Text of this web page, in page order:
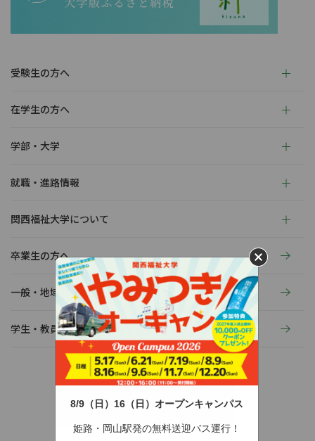
8/9（日）16（日）オープンキャンパス
姫路・岡山駅発の無料送迎バス運行！
受験生の方へ
在学生の方へ
学部・大学
就職・進路情報
関西福祉大学について
卒業生の方へ
一般・地域の方へ
学生・教員の活動
〒678-0255 兵庫県赤穂市新田380-3
TEL：0791-46-2525（代）FAX：0791-46-2526